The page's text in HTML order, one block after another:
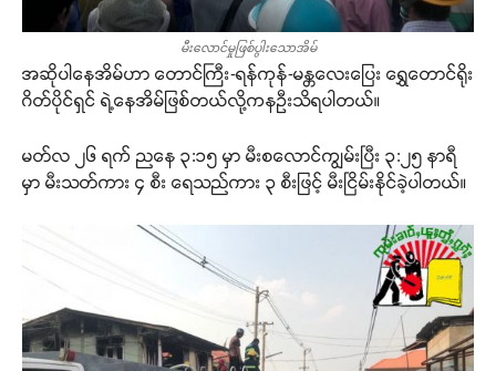
မီးလောင်မှုဖြစ်ပွါးသောအိမ်
အဆိုပါနေအိမ်ဟာ တောင်ကြီး-ရန်ကုန်-မန္တလေးပြေး ရွှေတောင်ရိုး
ဂိတ်ပိုင်ရှင် ရဲ့နေအိမ်ဖြစ်တယ်လို့ကနဦးသိရပါတယ်။
မတ်လ ၂၆ ရက် ညနေ ၃:၁၅ မှာ မီးစလောင်ကျွမ်းပြီး ၃:၂၅ နာရီ
မှာ မီးသတ်ကား ၄ စီး ရေသည်ကား ၃ စီးဖြင့် မီးငြိမ်းနိုင်ခဲ့ပါတယ်။